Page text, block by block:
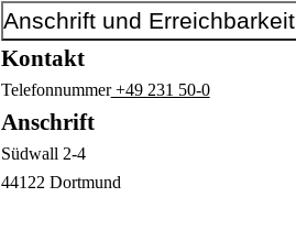
Anschrift und Erreichbarkeit
Kontakt
Telefonnummer+49 231 50-0
Anschrift
Südwall 2-4
44122 Dortmund